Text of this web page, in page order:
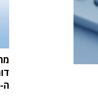
ה-IT